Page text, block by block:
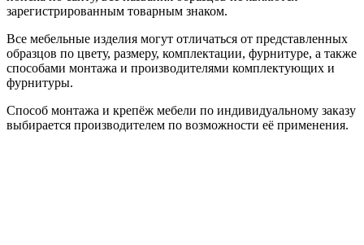
зарегистрированным товарным знаком.
Все мебельные изделия могут отличаться от представленных
образцов по цвету, размеру, комплектации, фурнитуре, а также
способами монтажа и производителями комплектующих и
фурнитуры.
Способ монтажа и крепёж мебели по индивидуальному заказу
выбирается производителем по возможности её применения.